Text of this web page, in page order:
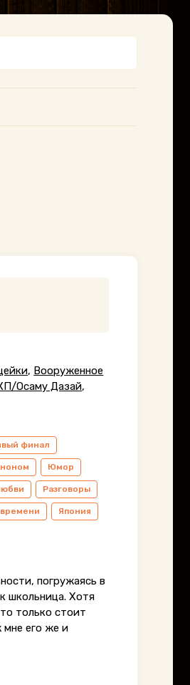
, Вооруженное
Осаму Дазай,
финал
Юмор
Разговоры
Япония
погружаясь в
школьница. Хотя
только стоит
его же и